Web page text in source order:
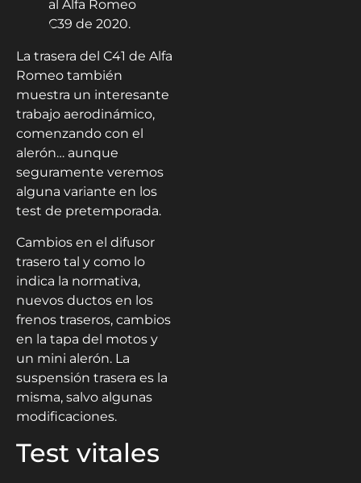
La trasera del C41 de Alfa
Romeo también
muestra un interesante
trabajo aerodinámico,
comenzando con el
alerón… aunque
seguramente veremos
alguna variante en los
test de pretemporada.
Cambios en el difusor
trasero tal y como lo
indica la normativa,
nuevos ductos en los
frenos traseros, cambios
en la tapa del motos y
un mini alerón. La
suspensión trasera es la
misma, salvo algunas
modificaciones.
Test vitales